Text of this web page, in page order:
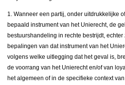
1. Wanneer een partij, onder uitdrukkelijke
bepaald instrument van het Unierecht, de
bestuurshandeling in rechte bestrijdt,
bepalingen van dat instrument van het
volgens welke uitlegging dat het geval is,
de voorrang van het Unierecht en/of van
het algemeen of in de specifieke context